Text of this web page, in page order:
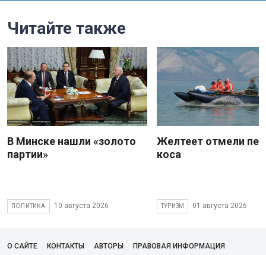
Читайте также
В Минске нашли «золото
партии»
ПОЛИТИКА 10 августа 2026
Желтеет отмели
коса
ТУРИЗМ 01 августа 2026
О САЙТЕ КОНТАКТЫ АВТОРЫ ПРАВОВАЯ ИНФОРМАЦИЯ